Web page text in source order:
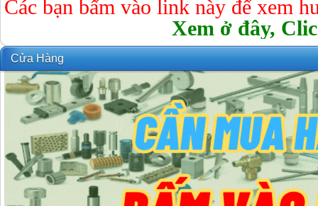
Các bạn bấm vào link này để xem
Xem ở đây,
Cửa Hàng